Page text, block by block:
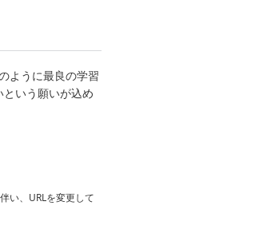
ように最良の学習
いう願いが込め
い、URLを変更して